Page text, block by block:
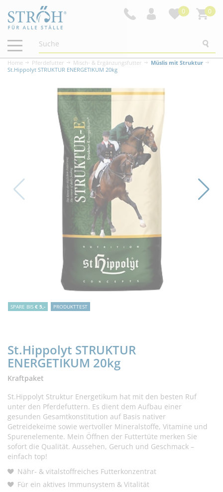
0 0
Navigation
ein-/ausblenden
Home Pferdefutter Misch- & Ergänzungsfutter
Müslis mit Struktur
St.Hippolyt STRUKTUR ENERGETIKUM 20kg
SPARE BIS € 5,- PRODUKTTEST
St.Hippolyt STRUKTUR
ENERGETIKUM 20kg
Kraftpaket
St.Hippolyt Struktur Energetikum hat mit den besten Ruf
unter den Pferdefuttern. Es dient dem Aufbau einer
gesunden Gesamtkonstitution auf Basis nativer
Getreidekeime sowie wertvoller Mineralstoffe, Vitamine und
Spurenelemente. Mein Öffnen der Futtertüte merken Sie
sofort die Qualität. Aussehen, Geruch und Geschmack –
einfach top!
Nähr- & vitalstoffreiches Futterkonzentrat
Für ein aktives Immunsystem & Vitalität